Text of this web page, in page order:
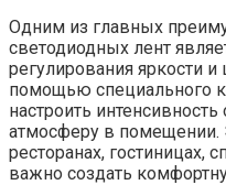
Одним из главных
светодиодных лент
регулирования яркости
помощью специального
настроить
атмосферу в помещении.
ресторанах, гостиницах,
важно создать